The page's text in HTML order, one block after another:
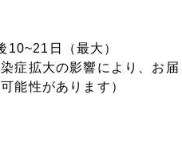
10~21日（最大）
症拡大の影響により、お届
能性があります）